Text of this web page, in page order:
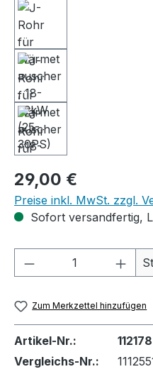
Regulärer Preis:
29,00 €
Preise inkl. MwSt. zzgl.
Sofort versandfertig,
Produkt Anzahl:
Zum Merkzettel hinzufügen
Artikel-Nr.:
112178
Vergleichs-Nr.: